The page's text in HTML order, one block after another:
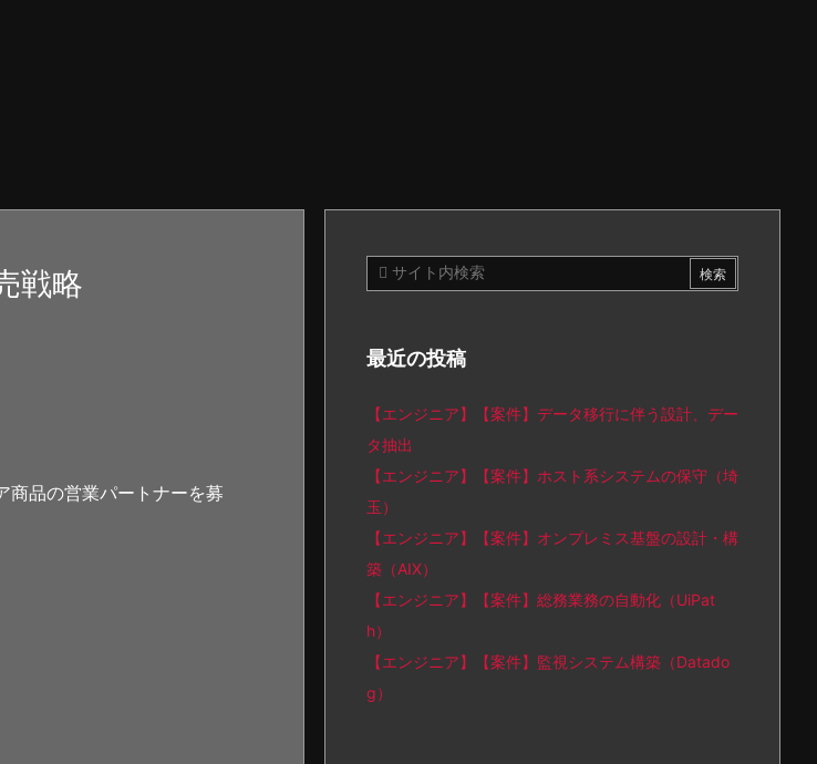
戦略
商品の営業パートナーを募
最近の投稿
【エンジニア】【案件】データ移行に伴う設計、デー
タ抽出
【エンジニア】【案件】ホスト系システムの保守（埼
玉）
【エンジニア】【案件】オンプレミス基盤の設計・構
築（AIX）
【エンジニア】【案件】総務業務の自動化（UiPat
h）
【エンジニア】【案件】監視システム構築（Datado
g）